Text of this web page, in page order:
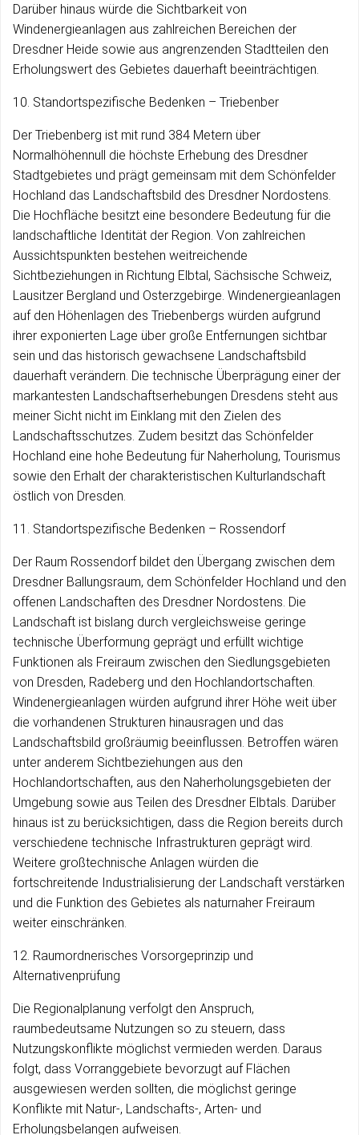
Darüber hinaus würde die Sichtbarkeit von
Windenergieanlagen aus zahlreichen Bereichen der
Dresdner Heide sowie aus angrenzenden Stadtteilen den
Erholungswert des Gebietes dauerhaft beeinträchtigen.
10. Standortspezifische Bedenken – Triebenber
Der Triebenberg ist mit rund 384 Metern über
Normalhöhennull die höchste Erhebung des Dresdner
Stadtgebietes und prägt gemeinsam mit dem Schönfelder
Hochland das Landschaftsbild des Dresdner Nordostens.
Die Hochfläche besitzt eine besondere Bedeutung für die
landschaftliche Identität der Region. Von zahlreichen
Aussichtspunkten bestehen weitreichende
Sichtbeziehungen in Richtung Elbtal, Sächsische Schweiz,
Lausitzer Bergland und Osterzgebirge. Windenergieanlagen
auf den Höhenlagen des Triebenbergs würden aufgrund
ihrer exponierten Lage über große Entfernungen sichtbar
sein und das historisch gewachsene Landschaftsbild
dauerhaft verändern. Die technische Überprägung einer der
markantesten Landschaftserhebungen Dresdens steht aus
meiner Sicht nicht im Einklang mit den Zielen des
Landschaftsschutzes. Zudem besitzt das Schönfelder
Hochland eine hohe Bedeutung für Naherholung, Tourismus
sowie den Erhalt der charakteristischen Kulturlandschaft
östlich von Dresden.
11. Standortspezifische Bedenken – Rossendorf
Der Raum Rossendorf bildet den Übergang zwischen dem
Dresdner Ballungsraum, dem Schönfelder Hochland und den
offenen Landschaften des Dresdner Nordostens. Die
Landschaft ist bislang durch vergleichsweise geringe
technische Überformung geprägt und erfüllt wichtige
Funktionen als Freiraum zwischen den Siedlungsgebieten
von Dresden, Radeberg und den Hochlandortschaften.
Windenergieanlagen würden aufgrund ihrer Höhe weit über
die vorhandenen Strukturen hinausragen und das
Landschaftsbild großräumig beeinflussen. Betroffen wären
unter anderem Sichtbeziehungen aus den
Hochlandortschaften, aus den Naherholungsgebieten der
Umgebung sowie aus Teilen des Dresdner Elbtals. Darüber
hinaus ist zu berücksichtigen, dass die Region bereits durch
verschiedene technische Infrastrukturen geprägt wird.
Weitere großtechnische Anlagen würden die
fortschreitende Industrialisierung der Landschaft verstärken
und die Funktion des Gebietes als naturnaher Freiraum
weiter einschränken.
12. Raumordnerisches Vorsorgeprinzip und
Alternativenprüfung
Die Regionalplanung verfolgt den Anspruch,
raumbedeutsame Nutzungen so zu steuern, dass
Nutzungskonflikte möglichst vermieden werden. Daraus
folgt, dass Vorranggebiete bevorzugt auf Flächen
ausgewiesen werden sollten, die möglichst geringe
Konflikte mit Natur-, Landschafts-, Arten- und
Erholungsbelangen aufweisen.